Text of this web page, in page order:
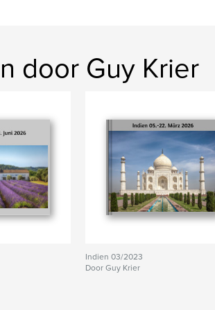
door Guy Krier
Indien 03/2023
Door Guy Krier